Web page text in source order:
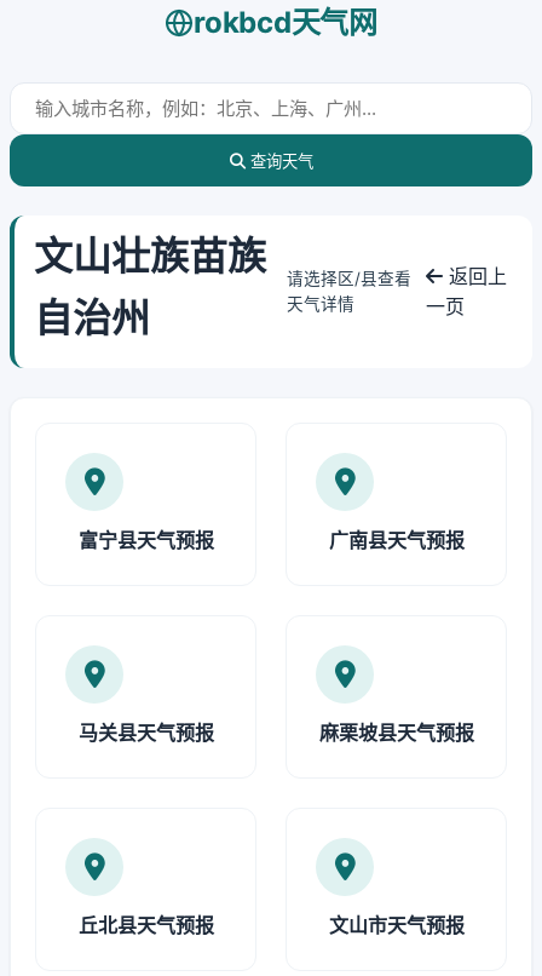
rokbcd天气网
查询天气
文山壮族苗族
自治州
请选择区/县查看
天气详情
返回上
一页
富宁县天气预报 广南县天气预报
马关县天气预报 麻栗坡县天气预报
丘北县天气预报 文山市天气预报